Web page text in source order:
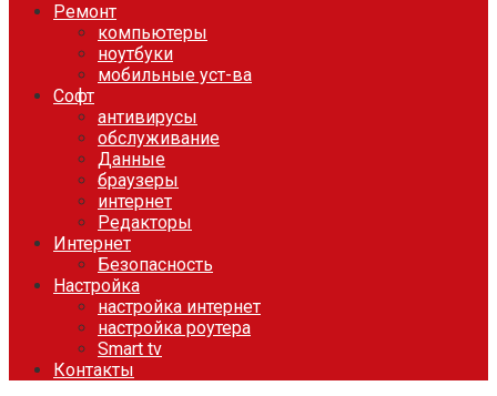
Ремонт
компьютеры
ноутбуки
мобильные уст-ва
Софт
антивирусы
обслуживание
Данные
браузеры
интернет
Редакторы
Интернет
Безопасность
Настройка
настройка интернет
настройка роутера
Smart tv
Контакты